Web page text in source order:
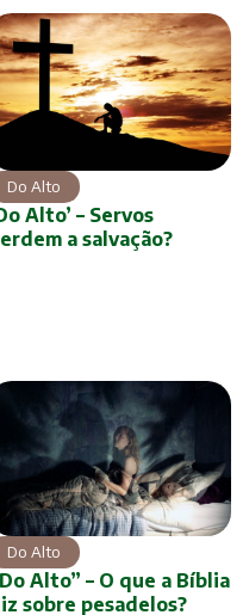
Do Alto
Alto’ – Servos
a salvação?
Do Alto
Alto” – O que a Bíblia
sobre pesadelos?